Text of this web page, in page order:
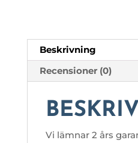
Beskrivning
Recensioner (0)
Vi lämnar 2 års